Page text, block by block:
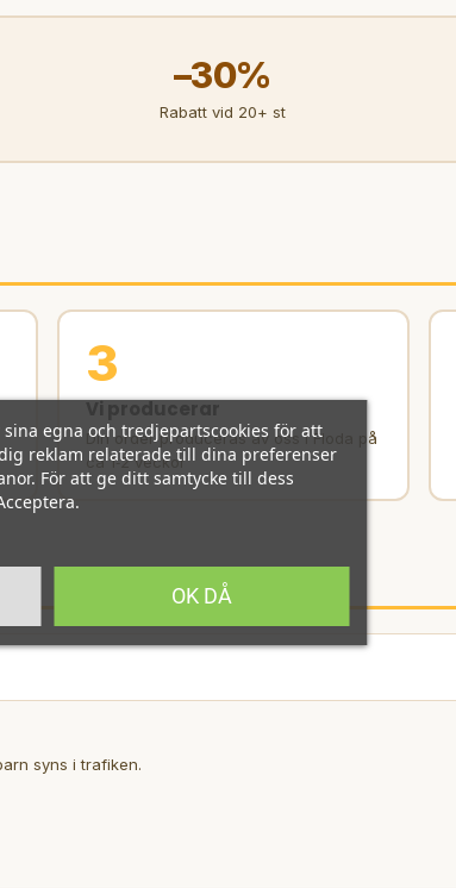
–30%
Rabatt vid 20+ st
3
Din order produceras av oss i Floda på
ca 1‑2 veckor
syns i trafiken.
egna och tredjepartscookies för att
reklam relaterade till dina preferenser
För att ge ditt samtycke till dess
OK DÅ